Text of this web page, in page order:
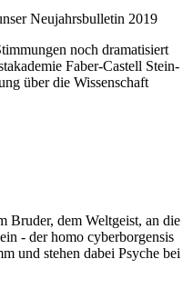
Neujahrsbulletin 2019
noch dramatisiert
Faber-Castell Stein-
über die Wissenschaft
Bruder, dem Weltgeist, an die
- der homo cyberborgensis
und stehen dabei Psyche bei